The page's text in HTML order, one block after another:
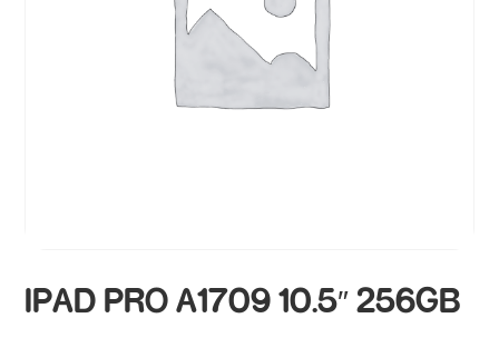
IPAD PRO A1709 10.5″ 256GB